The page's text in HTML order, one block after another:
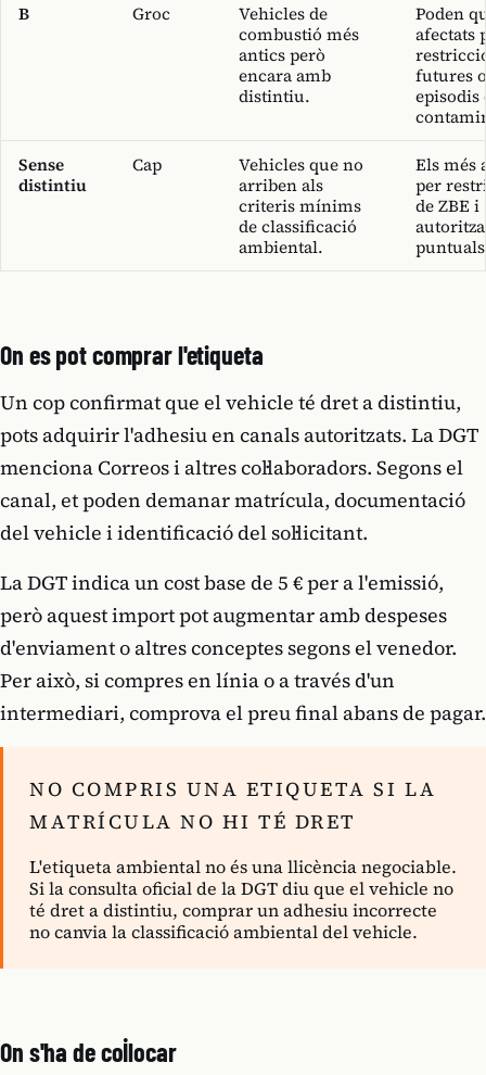
B Groc
Vehicles de
combustió més
antics però
encara amb
distintiu.
Poden
afectats
futures o
episodis
Sense
distintiu
Cap
Vehicles que no
arriben als
criteris mínims
de classificació
ambiental.
Els més
per
de ZBE i
On es pot comprar l'etiqueta
Un cop confirmat que el vehicle té dret a distintiu,
pots adquirir l'adhesiu en canals autoritzats. La DGT
menciona Correos i altres col·laboradors. Segons el
canal, et poden demanar matrícula, documentació
del vehicle i identificació del sol·licitant.
La DGT indica un cost base de 5 € per a l'emissió,
però aquest import pot augmentar amb despeses
d'enviament o altres conceptes segons el venedor.
Per això, si compres en línia o a través d'un
intermediari, comprova el preu final abans de pagar.
NO COMPRIS UNA ETIQUETA SI LA
MATRÍCULA NO HI TÉ DRET
L'etiqueta ambiental no és una llicència negociable.
Si la consulta oficial de la DGT diu que el vehicle no
té dret a distintiu, comprar un adhesiu incorrecte
no canvia la classificació ambiental del vehicle.
On s'ha de col·locar